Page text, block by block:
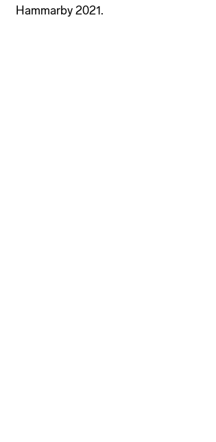
Hammarby 2021.